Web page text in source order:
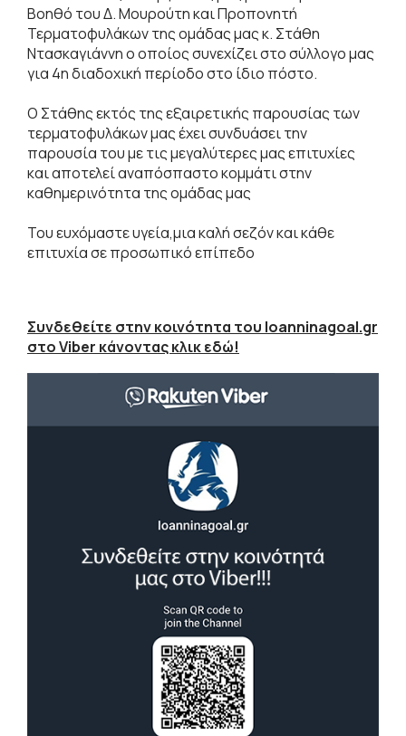
Βοηθό του Δ. Μουρούτη και Προπονητή
Τερματοφυλάκων της ομάδας μας κ. Στάθη
Ντασκαγιάννη ο οποίος συνεχίζει στο σύλλογο μας
για 4η διαδοχική περίοδο στο ίδιο πόστο.
Ο Στάθης εκτός της εξαιρετικής παρουσίας των
τερματοφυλάκων μας έχει συνδυάσει την
παρουσία του με τις μεγαλύτερες μας επιτυχίες
και αποτελεί αναπόσπαστο κομμάτι στην
καθημερινότητα της ομάδας μας
Του ευχόμαστε υγεία,μια καλή σεζόν και κάθε
επιτυχία σε προσωπικό επίπεδο
Συνδεθείτε στην κοινότητα του Ioanninagoal.gr
στο Viber κάνοντας κλικ εδώ!